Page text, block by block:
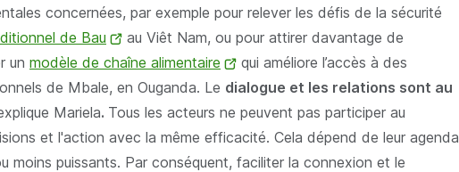
concernées, par exemple pour relever les défis de la sécurité
de Bau
(opent
nieuw
venster)
au Viêt Nam, ou pour attirer davantage de
un modèle de chaîne alimentaire
(opent
nieuw
venster)
qui améliore l’accès à des
de Mbale, en Ouganda. Le dialogue et les relations sont au
Mariela. Tous les acteurs ne peuvent pas participer au
et l'action avec la même efficacité. Cela dépend de leur agenda
moins puissants. Par conséquent, faciliter la connexion et le